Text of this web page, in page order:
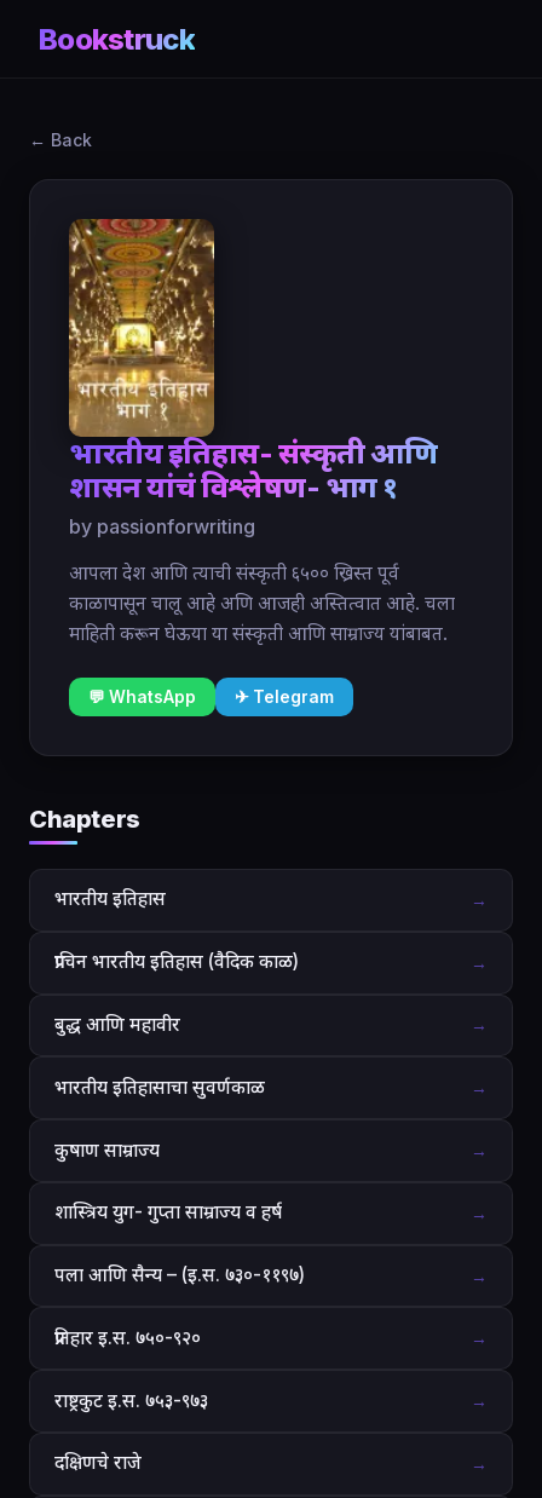
Bookstruck
← Back
भारतीय इतिहास- संस्कृती आणि
शासन यांचं विश्लेषण- भाग १
by passionforwriting
आपला देश आणि त्याची संस्कृती ६५०० ख्रिस्त पूर्व
काळापासून चालू आहे अणि आजही अस्तित्वात आहे. चला
माहिती करून घेऊया या संस्कृती आणि साम्राज्य यांबाबत.
💬 WhatsApp ✈ Telegram
Chapters
भारतीय इतिहास →
प्राचिन भारतीय इतिहास (वैदिक काळ) →
बुद्ध आणि महावीर →
भारतीय इतिहासाचा सुवर्णकाळ →
कुषाण साम्राज्य →
शास्त्रिय युग- गुप्ता साम्राज्य व हर्ष →
पला आणि सैन्य – (इ.स. ७३०-११९७) →
प्रतिहार इ.स. ७५०-९२० →
राष्ट्रकुट इ.स. ७५३-९७३ →
दक्षिणचे राजे →